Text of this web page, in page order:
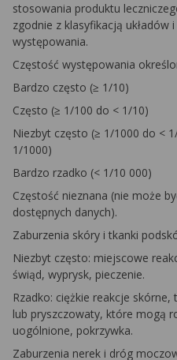
stosowania produktu
zgodnie z klasyfikacją układów
występowania.
Częstość występowania
Bardzo często (≥ 1/10)
Często (≥ 1/100 do < 1/10)
Niezbyt często (≥ 1/1000 do <
1/1000)
Bardzo rzadko (< 1/10 000)
Częstość nieznana (nie może
dostępnych danych).
Zaburzenia skóry i tkanki
Niezbyt często: miejscowe
świąd, wyprysk, pieczenie.
Rzadko: ciężkie reakcje
lub pryszczowaty, które mogą
uogólnione, pokrzywka.
Zaburzenia nerek i dróg